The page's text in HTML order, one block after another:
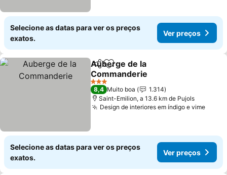
Selecione as datas para ver os preços
exatos.
Ver preços
PartilharAdicionar aos favoritos
Auberge de la
Commanderie
Ver preços
3 Estrelas
8,4 Muito boa
1.314
Saint-Emilion, a 13.6 km de Pujols
Design de interiores em índigo e vimeVer
Selecione as datas para ver os preços
exatos.
Ver preços